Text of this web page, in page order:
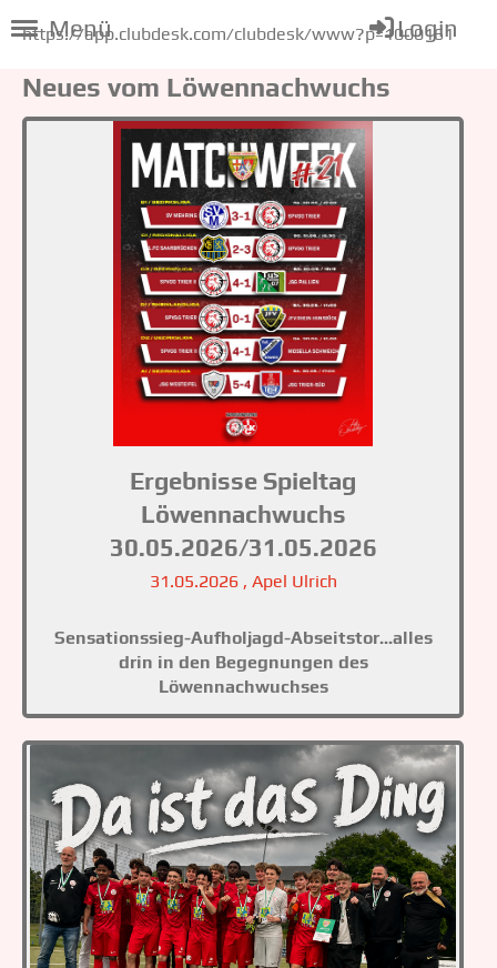
Menü Login
https://app.clubdesk.com/clubdesk/www?p=1000161
Neues vom Löwennachwuchs
Ergebnisse Spieltag
Löwennachwuchs
30.05.2026/31.05.2026
31.05.2026, Apel Ulrich
Sensationssieg-Aufholjagd-Abseitstor...alles
drin in den Begegnungen des
Löwennachwuchses